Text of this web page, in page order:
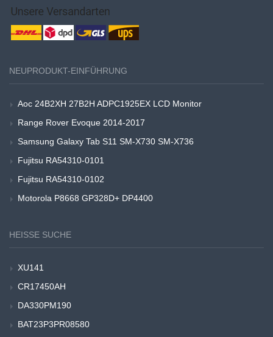
NEUPRODUKT-EINFÜHRUNG
Aoc 24B2XH 27B2H ADPC1925EX LCD Monitor
Range Rover Evoque 2014-2017
Samsung Galaxy Tab S11 SM-X730 SM-X736
Fujitsu RA54310-0101
Fujitsu RA54310-0102
Motorola P8668 GP328D+ DP4400
HEISSE SUCHE
XU141
CR17450AH
DA330PM190
BAT23P3PR08580